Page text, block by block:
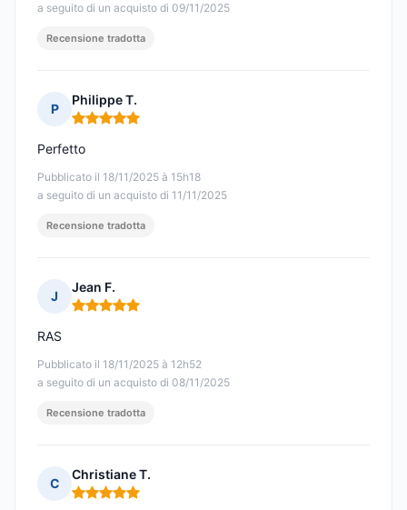
a seguito di un acquisto di 09/11/2025
Recensione tradotta
P
Philippe T.
Nota: 5 su 5
Pubblicato il 18/11/2025 à 15h18
a seguito di un acquisto di 11/11/2025
Perfetto
Recensione tradotta
J
Jean F.
Nota: 5 su 5
Pubblicato il 18/11/2025 à 12h52
a seguito di un acquisto di 08/11/2025
RAS
Recensione tradotta
C
Christiane T.
Nota: 5 su 5